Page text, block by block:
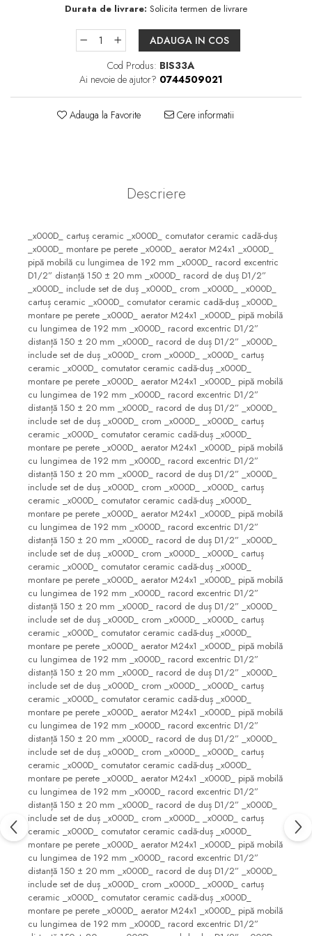
Pare, furtunuri si accesorii
Module de dus incastrate
Rezervoare aparente
Paravane de dus Walk
Panouri si usi de dus
Cadite de dus
Rigole de dus
Mobilier baie
Seturi mobilier baie
Dulapuri baza si blaturi lavoar
Dulapuri cu oglinda
Oglinzi baie, oglinzi
cosmetice si corpuri de
iluminat
Accesorii baie
Seturi de accesorii
Savoniere
Suport periute dinti
Suport hartie igienica
Perii WC
Dozator sapun
Etajere baie
Cuiere si suporti prosop
Cosuri de gunoi
Sifoane, racorduri si ventile
Accesorii diverse
Durata de livrare: Solicita termen de livrare
ADAUGA IN COS
Cod Produs: BIS33A
Ai nevoie de ajutor? 0744509021
Adauga la Favorite Cere informatii
Descriere
_x000D_ cartuș ceramic _x000D_ comutator ceramic cadă-duș
_x000D_ montare pe perete _x000D_ aerator M24x1 _x000D_
pipă mobilă cu lungimea de 192 mm _x000D_ racord excentric
D1/2” distanță 150 ± 20 mm _x000D_ racord de duș D1/2”
_x000D_ include set de duș _x000D_ crom _x000D_ _x000D_
cartuș ceramic _x000D_ comutator ceramic cadă-duș _x000D_
montare pe perete _x000D_ aerator M24x1 _x000D_ pipă mobilă
cu lungimea de 192 mm _x000D_ racord excentric D1/2”
distanță 150 ± 20 mm _x000D_ racord de duș D1/2” _x000D_
include set de duș _x000D_ crom _x000D_ _x000D_ cartuș
ceramic _x000D_ comutator ceramic cadă-duș _x000D_
montare pe perete _x000D_ aerator M24x1 _x000D_ pipă mobilă
cu lungimea de 192 mm _x000D_ racord excentric D1/2”
distanță 150 ± 20 mm _x000D_ racord de duș D1/2” _x000D_
include set de duș _x000D_ crom _x000D_ _x000D_ cartuș
ceramic _x000D_ comutator ceramic cadă-duș _x000D_
montare pe perete _x000D_ aerator M24x1 _x000D_ pipă mobilă
cu lungimea de 192 mm _x000D_ racord excentric D1/2”
distanță 150 ± 20 mm _x000D_ racord de duș D1/2” _x000D_
include set de duș _x000D_ crom _x000D_ _x000D_ cartuș
ceramic _x000D_ comutator ceramic cadă-duș _x000D_
montare pe perete _x000D_ aerator M24x1 _x000D_ pipă mobilă
cu lungimea de 192 mm _x000D_ racord excentric D1/2”
distanță 150 ± 20 mm _x000D_ racord de duș D1/2” _x000D_
include set de duș _x000D_ crom _x000D_ _x000D_ cartuș
ceramic _x000D_ comutator ceramic cadă-duș _x000D_
montare pe perete _x000D_ aerator M24x1 _x000D_ pipă mobilă
cu lungimea de 192 mm _x000D_ racord excentric D1/2”
distanță 150 ± 20 mm _x000D_ racord de duș D1/2” _x000D_
include set de duș _x000D_ crom _x000D_ _x000D_ cartuș
ceramic _x000D_ comutator ceramic cadă-duș _x000D_
montare pe perete _x000D_ aerator M24x1 _x000D_ pipă mobilă
cu lungimea de 192 mm _x000D_ racord excentric D1/2”
distanță 150 ± 20 mm _x000D_ racord de duș D1/2” _x000D_
include set de duș _x000D_ crom _x000D_ _x000D_ cartuș
ceramic _x000D_ comutator ceramic cadă-duș _x000D_
montare pe perete _x000D_ aerator M24x1 _x000D_ pipă mobilă
cu lungimea de 192 mm _x000D_ racord excentric D1/2”
distanță 150 ± 20 mm _x000D_ racord de duș D1/2” _x000D_
include set de duș _x000D_ crom _x000D_ _x000D_ cartuș
ceramic _x000D_ comutator ceramic cadă-duș _x000D_
montare pe perete _x000D_ aerator M24x1 _x000D_ pipă mobilă
cu lungimea de 192 mm _x000D_ racord excentric D1/2”
distanță 150 ± 20 mm _x000D_ racord de duș D1/2” _x000D_
include set de duș _x000D_ crom _x000D_ _x000D_ cartuș
ceramic _x000D_ comutator ceramic cadă-duș _x000D_
montare pe perete _x000D_ aerator M24x1 _x000D_ pipă mobilă
cu lungimea de 192 mm _x000D_ racord excentric D1/2”
distanță 150 ± 20 mm _x000D_ racord de duș D1/2” _x000D_
include set de duș _x000D_ crom _x000D_ _x000D_ cartuș
ceramic _x000D_ comutator ceramic cadă-duș _x000D_
montare pe perete _x000D_ aerator M24x1 _x000D_ pipă mobilă
cu lungimea de 192 mm _x000D_ racord excentric D1/2”